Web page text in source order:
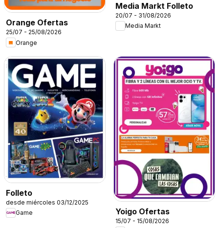
Orange Ofertas
25/07 - 25/08/2026
Orange
Media Markt Folleto
20/07 - 31/08/2026
Media Markt
Folleto
desde miércoles 03/12/2025
Game
Yoigo Ofertas
15/07 - 15/08/2026